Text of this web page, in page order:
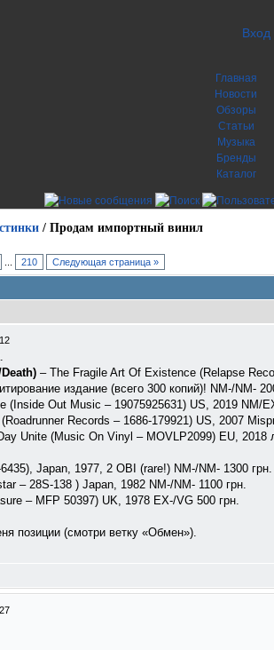
Вход
Главная
Новости
Обзоры
Статьи
Музыка
Бренды
Каталог
/ Продам импортный винил
210 Следующая страница »
‎– The Fragile Art Of Existence (Relapse
издание (всего 300 копий)! NM-/NM-
(Inside Out Music ‎– 19075925631) US, 2019 NM/
Records ‎– 1686-179921) US, 2007
Unite (Music On Vinyl – MOVLP2099) EU, 2018
Japan, 1977, 2 OBI (rare!) NM-/NM- 1300 грн.
– 28S-138 ) Japan, 1982 NM-/NM- 1100 грн.
‎– MFP 50397) UK, 1978 EX-/VG 500 грн.
позиции (смотри ветку «Обмен»).